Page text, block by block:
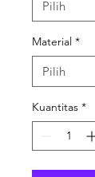
Material *
Kuantitas *